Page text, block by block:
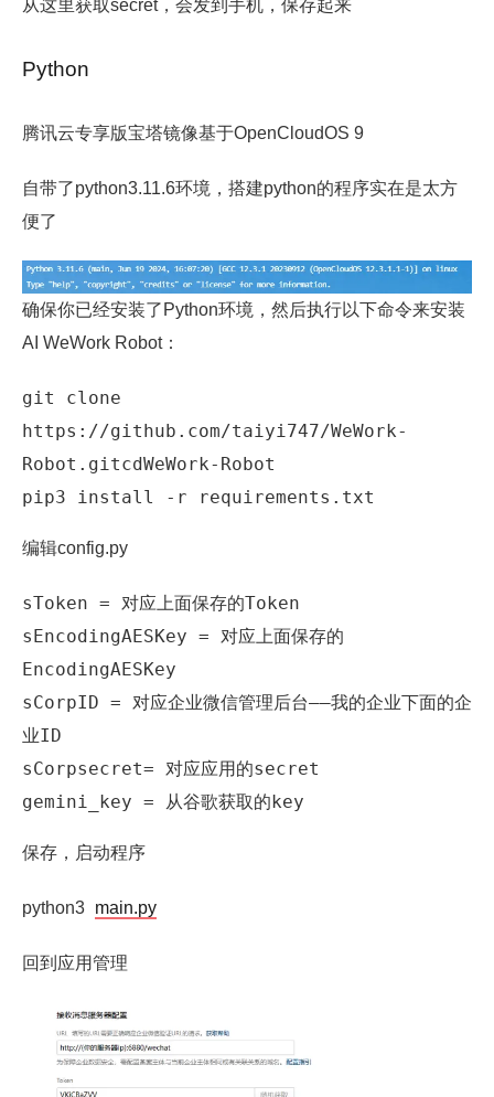
从这里获取secret，会发到手机，保存起来
Python
腾讯云专享版宝塔镜像基于OpenCloudOS 9
自带了python3.11.6环境，搭建python的程序实在是太方
便了
确保你已经安装了Python环境，然后执行以下命令来安装
AI WeWork Robot：
git clone
https://github.com/taiyi747/WeWork-
Robot.gitcdWeWork-Robot
pip3 install -r requirements.txt
编辑config.py
sToken = 对应上面保存的Token
sEncodingAESKey = 对应上面保存的
EncodingAESKey
sCorpID = 对应企业微信管理后台——我的企业下面的企
业ID
sCorpsecret= 对应应用的secret
gemini_key = 从谷歌获取的key
保存，启动程序
python3 main.py
回到应用管理